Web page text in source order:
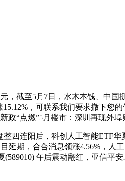
截至5月7日，水木本钱、中国
，可联系我们要求撤下您
“点燃”5月楼市：深圳再现外埠
四连阳后，科创人工智能ETF华
延期，合合消息领涨4.56%，人
午后震动翻红，亚信平安